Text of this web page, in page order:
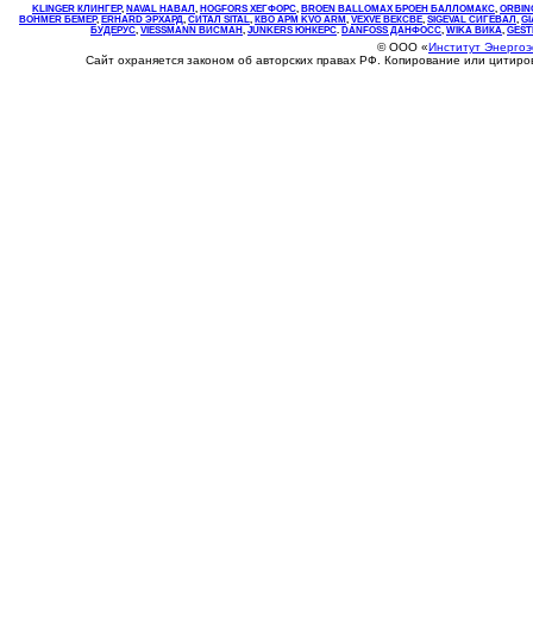
KLINGER КЛИНГЕР, NAVAL НАВАЛ , НOGFORS ХЕГФОРС, BROEN BALLOMAX БРОЕН БАЛЛОМАКС,
BOHMER БЕМЕР, ERHARD ЭРХАРД, СИТАЛ SITAL, КВО АРМ KVO ARM, VEXVE ВЕКСВЕ, SIGEVAL СИГЕВАЛ ,
БУДЕРУС, VIESSMANN ВИСМАН , JUNKERS ЮНКЕРС. DANFOSS ДАНФОСС, WIKA ВИКА,
© ООО «Институт
Сайт охраняется законом об авторских правах РФ. Копирование или